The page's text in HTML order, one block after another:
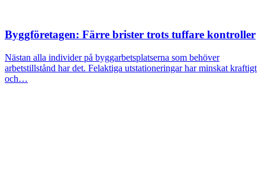
Byggföretagen: Färre brister trots tuffare kontroller
Nästan alla individer på byggarbetsplatserna som behöver
arbetstillstånd har det. Felaktiga utstationeringar har minskat kraftigt
och…